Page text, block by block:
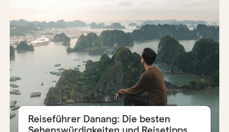
Reiseführer Danang: Die besten